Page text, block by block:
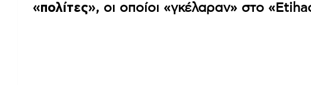
«πολίτες», οι οποίοι «γκέλαραν» στο